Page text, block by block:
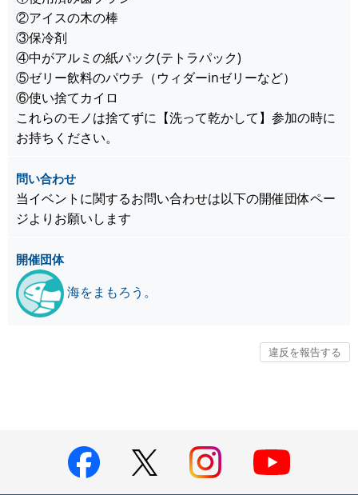
②アイスの木の棒
③保冷剤
④中がアルミの紙パック(テトラパック)
⑤ゼリー飲料のパウチ（ウィダーinゼリーなど）
⑥使い捨てカイロ
これらのモノは捨てずに【洗って乾かして】参加の時に
お持ちください。
問い合わせ
当イベントに関するお問い合わせは以下の開催団体ペー
ジよりお願いします
開催団体
海をまもろう。